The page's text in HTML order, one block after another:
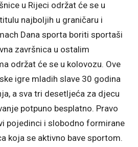
u Rijeci održat će se u
najboljih u graničaru i
Dana sporta boriti sportaši
završnica u ostalim
održat će se u kolovozu. Ove
igre mladih slave 30 godina
a sva tri desetljeća za djecu
potpuno besplatno. Pravo
pojedinci i slobodno formirane
koja se aktivno bave sportom.